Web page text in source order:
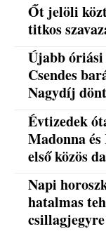
Őt jelöli
titkos
Újabb
Csendes
Nagydíj
Évtizedek
Madonna
első közös
Napi
hatalmas